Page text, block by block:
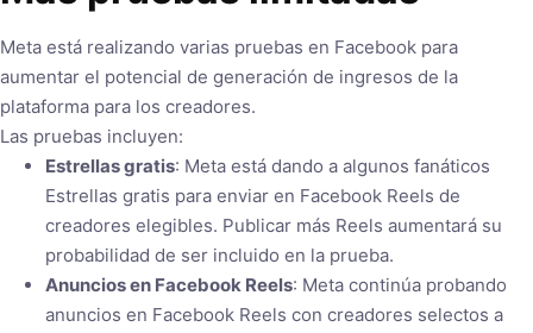
Meta está realizando varias pruebas en Facebook para
aumentar el potencial de generación de ingresos de la
plataforma para los creadores.
Las pruebas incluyen:
Estrellas gratis: Meta está dando a algunos fanáticos
Estrellas gratis para enviar en Facebook Reels de
creadores elegibles. Publicar más Reels aumentará su
probabilidad de ser incluido en la prueba.
Anuncios en Facebook Reels: Meta continúa probando
anuncios en Facebook Reels con creadores selectos a